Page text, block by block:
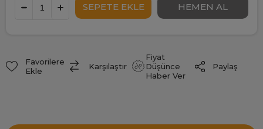
Favorilere
Ekle
Karşılaştır
Fiyat
Düşünce
Haber Ver
Paylaş